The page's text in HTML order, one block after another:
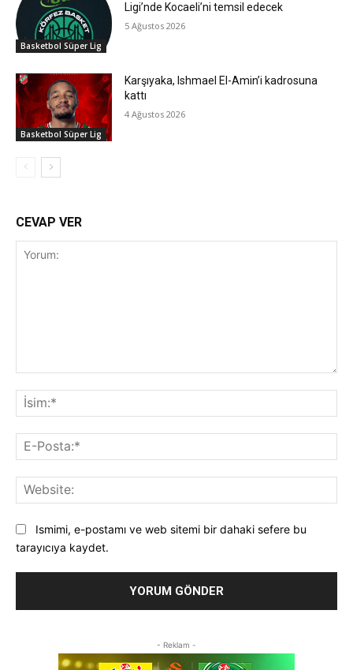
Basketbol Süper Lig
Ligi’nde Kocaeli’ni temsil edecek
5 Ağustos 2026
Basketbol Süper Lig
Karşıyaka, Ishmael El-Amin’i kadrosuna
kattı
4 Ağustos 2026
CEVAP VER
Ismimi, e-postamı ve web sitemi bir dahaki sefere bu
tarayıcıya kaydet.
- Reklam -